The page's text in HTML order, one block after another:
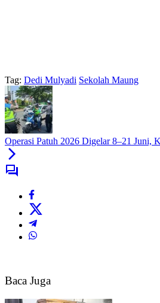
Tag: Dedi Mulyadi Sekolah Maung
Operasi Patuh 2026 Digelar 8–21 Juni,
Baca Juga